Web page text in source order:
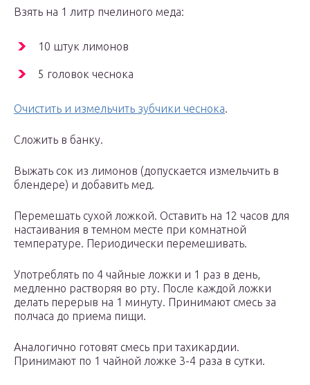
Взять на 1 литр пчелиного меда:
10 штук лимонов
5 головок чеснока
Очистить и измельчить зубчики чеснока.
Сложить в банку.
Выжать сок из лимонов (допускается измельчить в
блендере) и добавить мед.
Перемешать сухой ложкой. Оставить на 12 часов для
настаивания в темном месте при комнатной
температуре. Периодически перемешивать.
Употреблять по 4 чайные ложки и 1 раз в день,
медленно растворяя во рту. После каждой ложки
делать перерыв на 1 минуту. Принимают смесь за
полчаса до приема пищи.
Аналогично готовят смесь при тахикардии.
Принимают по 1 чайной ложке 3-4 раза в сутки.